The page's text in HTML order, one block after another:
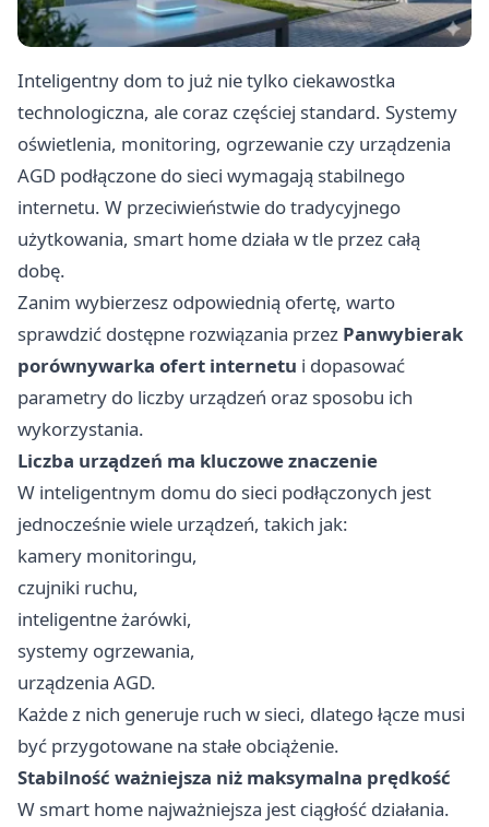
Inteligentny dom to już nie tylko ciekawostka
technologiczna, ale coraz częściej standard. Systemy
oświetlenia, monitoring, ogrzewanie czy urządzenia
AGD podłączone do sieci wymagają stabilnego
internetu. W przeciwieństwie do tradycyjnego
użytkowania, smart home działa w tle przez całą
dobę.
Zanim wybierzesz odpowiednią ofertę, warto
sprawdzić dostępne rozwiązania przez Panwybierak
porównywarka ofert internetu i dopasować
parametry do liczby urządzeń oraz sposobu ich
wykorzystania.
Liczba urządzeń ma kluczowe znaczenie
W inteligentnym domu do sieci podłączonych jest
jednocześnie wiele urządzeń, takich jak:
kamery monitoringu,
czujniki ruchu,
inteligentne żarówki,
systemy ogrzewania,
urządzenia AGD.
Każde z nich generuje ruch w sieci, dlatego łącze musi
być przygotowane na stałe obciążenie.
Stabilność ważniejsza niż maksymalna prędkość
W smart home najważniejsza jest ciągłość działania.